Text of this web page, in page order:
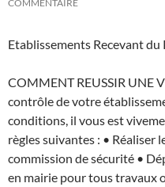
COMMENTAIRE
Etablissements Recevant du
COMMENT REUSSIR UNE
contrôle de votre
conditions, il vous est
règles suivantes : • Réaliser
commission de sécurité •
en mairie pour tous travaux